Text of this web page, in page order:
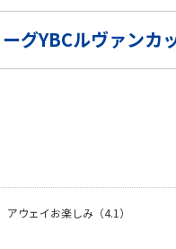
グYBCルヴァンカ
アウェイお楽しみ（4.1）